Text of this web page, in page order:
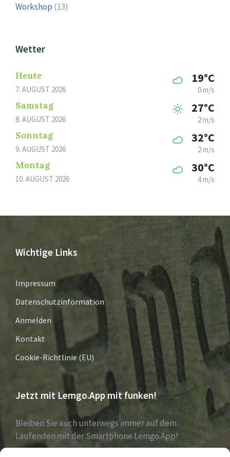
Workshop (13)
Wetter
Heute
7. AUGUST 2026
19°C
0 m/s
Samstag
8. AUGUST 2026
27°C
2 m/s
Sonntag
9. AUGUST 2026
32°C
2 m/s
Montag
10. AUGUST 2026
30°C
4 m/s
Wichtige Links
Impressum
Datenschutzinformation
Anmelden
Kontakt
Cookie-Richtlinie (EU)
Jetzt mit Lemgo.App mit funken!
Bleiben Sie auch unterwegs immer auf dem
Laufenden mit der Smartphone Lemgo.App!